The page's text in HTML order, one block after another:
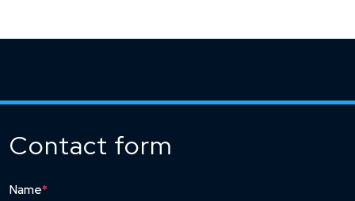
Contact form
Name*